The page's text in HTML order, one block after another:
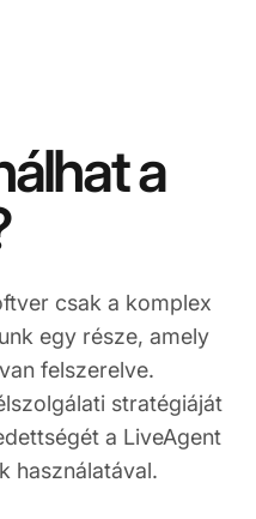
a
csak a komplex
egy része, amely
felszerelve.
stratégiáját
a LiveAgent
használatával.